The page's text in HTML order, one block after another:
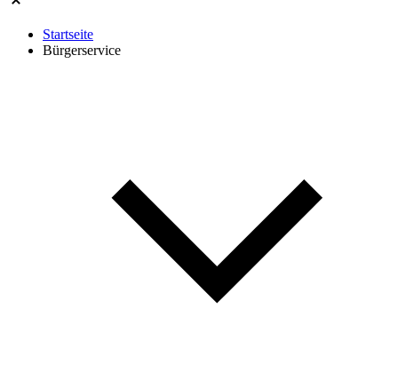
Startseite
Bürgerservice